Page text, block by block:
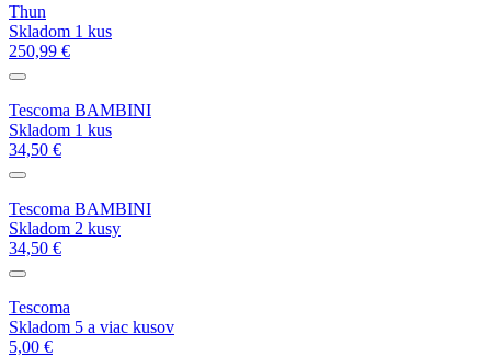
Thun
Skladom 1 kus
250,99 €
Tescoma BAMBINI
Skladom 1 kus
34,50 €
Tescoma BAMBINI
Skladom 2 kusy
34,50 €
Tescoma
Skladom 5 a viac kusov
5,00 €